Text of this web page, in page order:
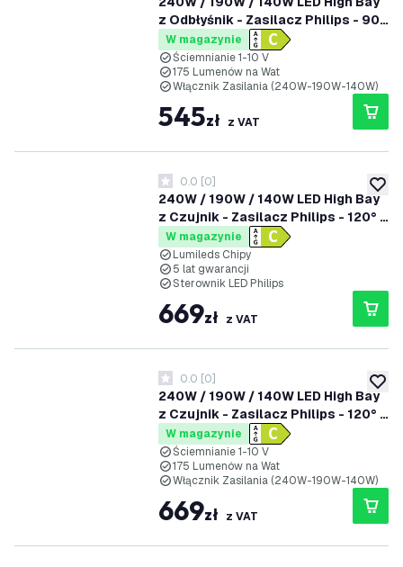
z Odbłyśnik - Zasilacz Philips - 90°
- 175lm/W - 6500K - IP65 -
Możliwość przyciemniania - 5 lat
gwarancji
W magazynie
Ściemnianie 1-10 V
175 Lumenów na Wat
Włącznik Zasilania (240W-190W-140W)
545zł z VAT
dodaj
240W / 190W / 140W LED High Bay
z Czujnik - Zasilacz Philips - 120° -
175lm/W - 4000K - IP65 -
Możliwość przyciemniania - 5 lat
gwarancji
0 Gwiazdki oceny
0.0 [0]
W magazynie
Lumileds Chipy
5 lat gwarancji
Sterownik LED Philips
669zł z VAT
dodaj
240W / 190W / 140W LED High Bay
z Czujnik - Zasilacz Philips - 120° -
175lm/W - 6500K - IP65 -
Możliwość przyciemniania - 5 lat
gwarancji
0 Gwiazdki oceny
0.0 [0]
W magazynie
Ściemnianie 1-10 V
175 Lumenów na Wat
Włącznik Zasilania (240W-190W-140W)
669zł z VAT